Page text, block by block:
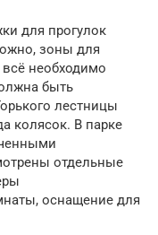
для прогулок
зоны для
необходимо
быть
лестницы
колясок. В парке
отдельные
оснащение для